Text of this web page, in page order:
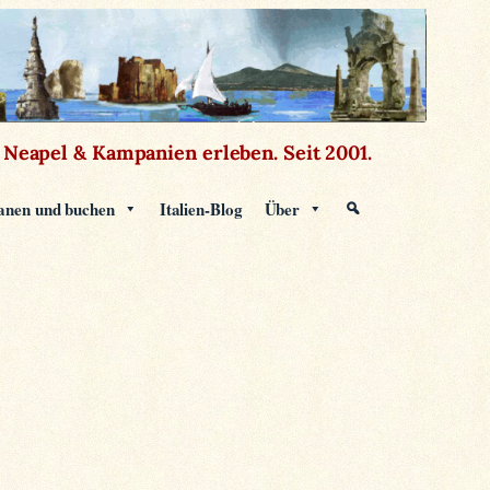
Neapel & Kampanien erleben. Seit 2001.
und buchen Italien-Blog Über